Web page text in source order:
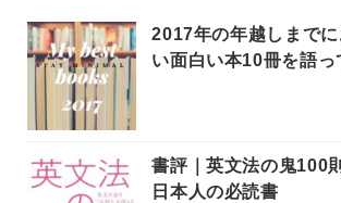
2017年の年越しまで
い面白い本10冊を語っ
書評｜英文法の鬼100
日本人の必読書